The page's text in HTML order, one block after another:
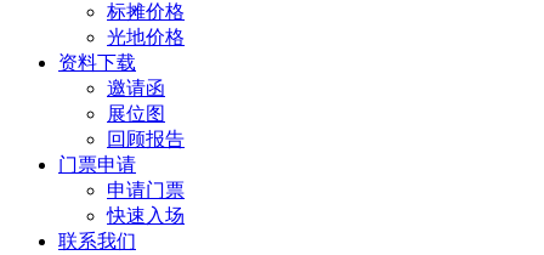
标摊价格
光地价格
资料下载
邀请函
展位图
回顾报告
门票申请
申请门票
快速入场
联系我们